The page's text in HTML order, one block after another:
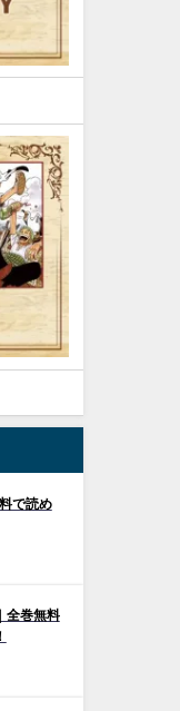
で読め
全巻無料